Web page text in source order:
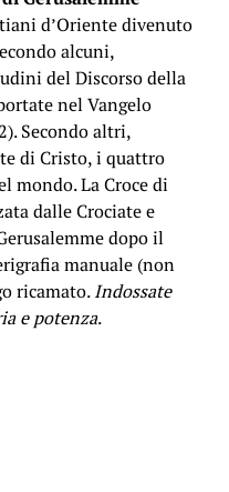
d’Oriente divenuto
alcuni,
del Discorso della
nel Vangelo
Secondo altri,
di Cristo, i quattro
mondo. La Croce di
dalle Crociate e
dopo il
manuale (non
ricamato.Indossate
e potenza.